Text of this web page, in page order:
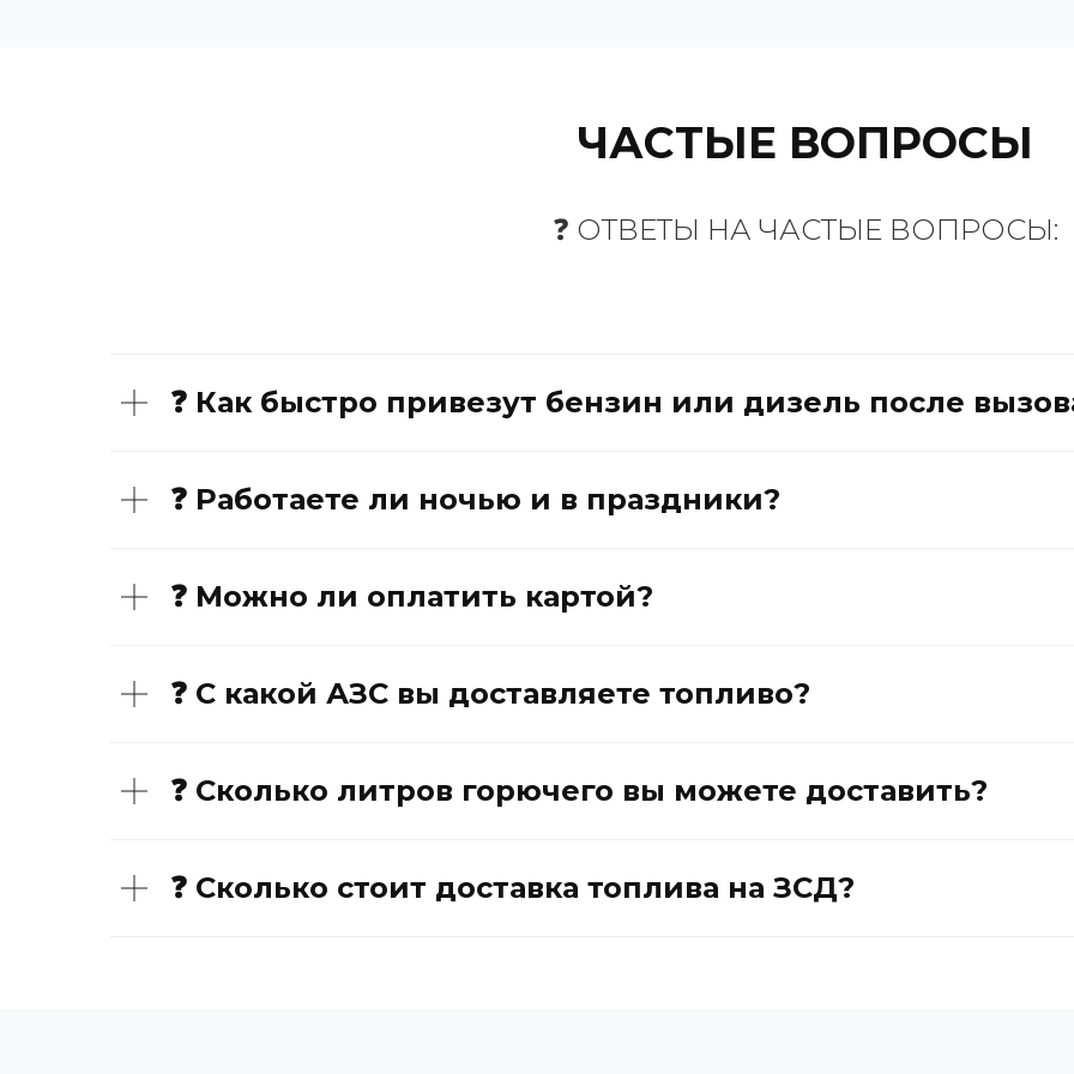
ЧАСТЫЕ ВОПРОСЫ
❓ ОТВЕТЫ НА ЧАСТЫЕ ВОПРОСЫ:
❓ Как быстро привезут бензин или дизель после
❓ Работаете ли ночью и в праздники?
❓ Можно ли оплатить картой?
❓ С какой АЗС вы доставляете топливо?
❓ Сколько литров горючего вы можете доставить?
❓ Сколько стоит доставка топлива на ЗСД?